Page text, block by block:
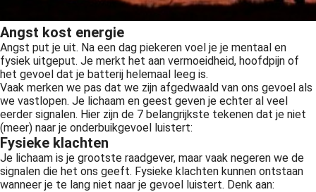
Angst kost energie
Angst put je uit. Na een dag piekeren voel je je mentaal en
fysiek uitgeput. Je merkt het aan vermoeidheid, hoofdpijn of
het gevoel dat je batterij helemaal leeg is.
Vaak merken we pas dat we zijn afgedwaald van ons gevoel als
we vastlopen. Je lichaam en geest geven je echter al veel
eerder signalen. Hier zijn de 7 belangrijkste tekenen dat je niet
(meer) naar je onderbuikgevoel luistert:
Fysieke klachten
Je lichaam is je grootste raadgever, maar vaak negeren we de
signalen die het ons geeft. Fysieke klachten kunnen ontstaan
wanneer je te lang niet naar je gevoel luistert. Denk aan: